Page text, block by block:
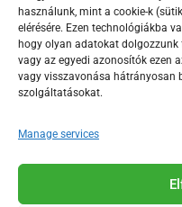
használunk, mint a cookie-k
elérésére. Ezen technológiákba
hogy olyan adatokat
vagy az egyedi azonosítók ezen
vagy visszavonása hátrányosan
szolgáltatásokat.
Manage services
F
a
c
e
o
o
Y
o
u
t
b
e
T
i
k
Az Érd Média
Médiatanács a Magyar